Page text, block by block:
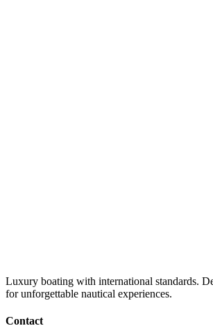
Luxury boating with international standards.
for unforgettable nautical experiences.
Contact